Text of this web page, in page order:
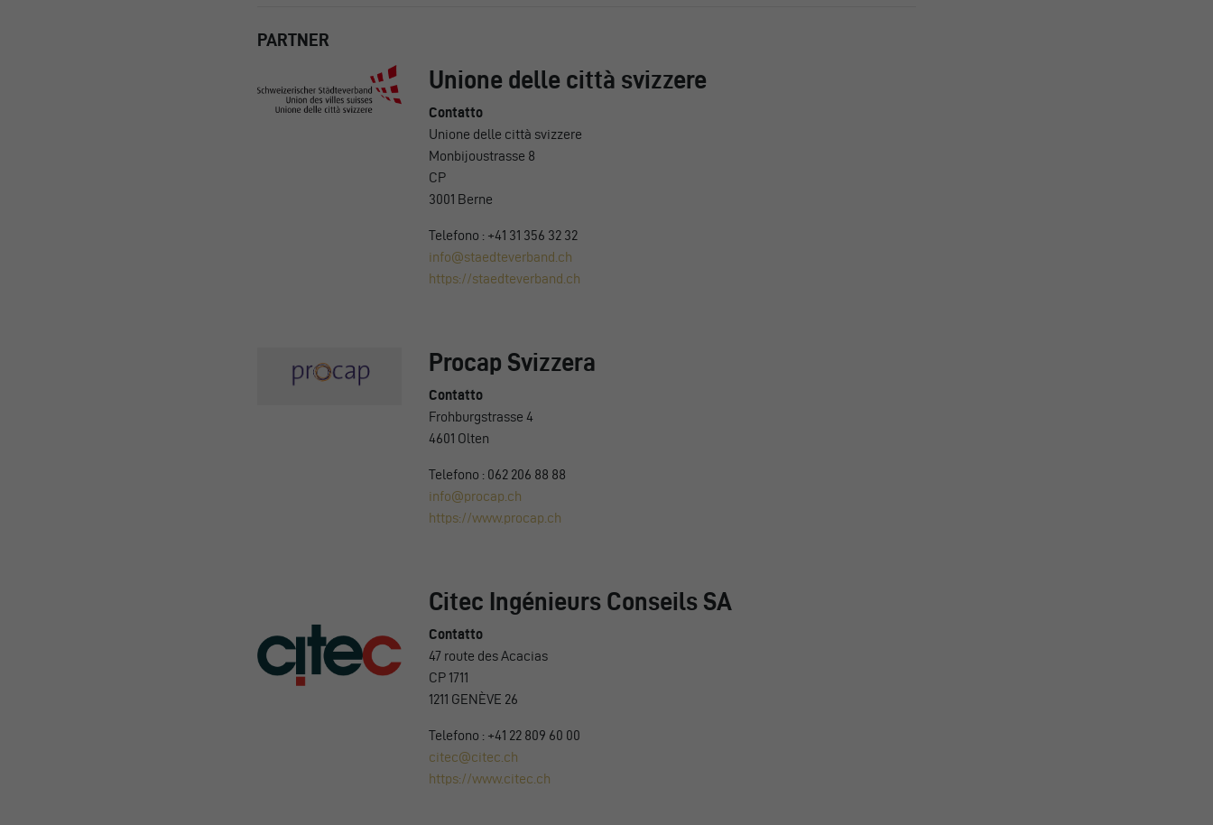
PARTNER
Unione delle città svizzere
Contatto
Unione delle città svizzere
Monbijoustrasse 8
CP
3001 Berne
Telefono : +41 31 356 32 32
info@staedteverband.ch
https://staedteverband.ch
Procap Svizzera
Contatto
Frohburgstrasse 4
4601 Olten
Telefono : 062 206 88 88
info@procap.ch
https://www.procap.ch
Citec Ingénieurs Conseils SA
Contatto
47 route des Acacias
CP 1711
1211 GENÈVE 26
Telefono : +41 22 809 60 00
citec@citec.ch
https://www.citec.ch